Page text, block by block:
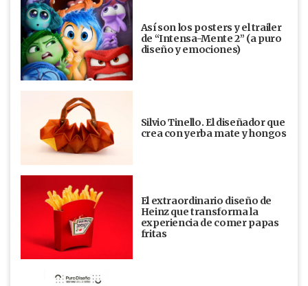
Así son los posters y el trailer
de “Intensa-Mente 2” (a puro
diseño y emociones)
Silvio Tinello. El diseñador que
crea con yerba mate y hongos
El extraordinario diseño de
Heinz que transforma la
experiencia de comer papas
fritas